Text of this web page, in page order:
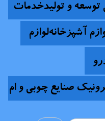
خدمات
لوازم